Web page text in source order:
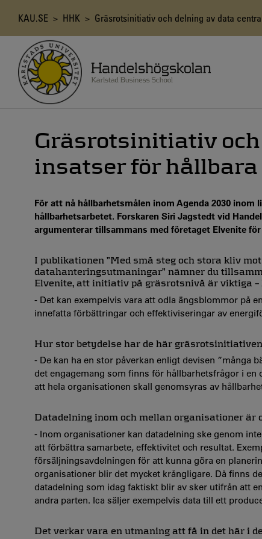
Länkstig
KAU.SE > HHK > Gräsrotsinitiativ och delning av data
Gräsrotsinitiativ
insatser för
För att nå hållbarhetsmålen inom Agenda 2030
hållbarhetsarbetet. Forskaren Siri Jagstedt vid
argumenterar tillsammans med företaget Elvenite
I publikationen ”Med små steg och stora kliv
datahanteringsutmaningar” nämner du
Elvenite, att initiativ på gräsrotsnivå är viktiga
- Det kan exempelvis vara att odla ängsblommor på
innefatta förbättringar och effektiviseringar av
Hur stor betydelse har de här
- De kan ha en stor påverkan enligt devisen ”många
det engagemang som finns för hållbarhetsfrågor i
att hela organisationen skall genomsyras av
Datadelning inom och mellan organisationer är
- Inom organisationer kan datadelning ske genom
att förbättra samarbete, effektivitet och resultat.
försäljningsavdelningen för att kunna göra en
organisationer blir det mycket krångligare. Då finns
datadelning som idag faktiskt blir av sker utifrån att
andra parten. Ica säljer exempelvis data till ett
Det verkar vara en utmaning att få in det här i